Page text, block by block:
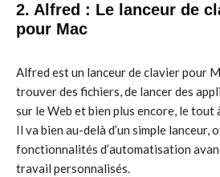
2. Alfred : Le lanceur de
pour Mac
Alfred est un lanceur de clavier pour
trouver des fichiers, de lancer des
sur le Web et bien plus encore, le
Il va bien au-delà d’un simple lanceur,
fonctionnalités d’automatisation
travail personnalisés.